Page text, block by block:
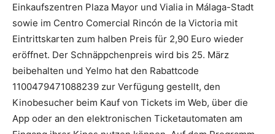
Einkaufszentren Plaza Mayor und Vialia in Málaga-Stadt
sowie im Centro Comercial Rincón de la Victoria mit
Eintrittskarten zum halben Preis für 2,90 Euro wieder
eröffnet. Der Schnäppchenpreis wird bis 25. März
beibehalten und Yelmo hat den Rabattcode
1100479471088239 zur Verfügung gestellt, den
Kinobesucher beim Kauf von Tickets im Web, über die
App oder an den elektronischen Ticketautomaten am